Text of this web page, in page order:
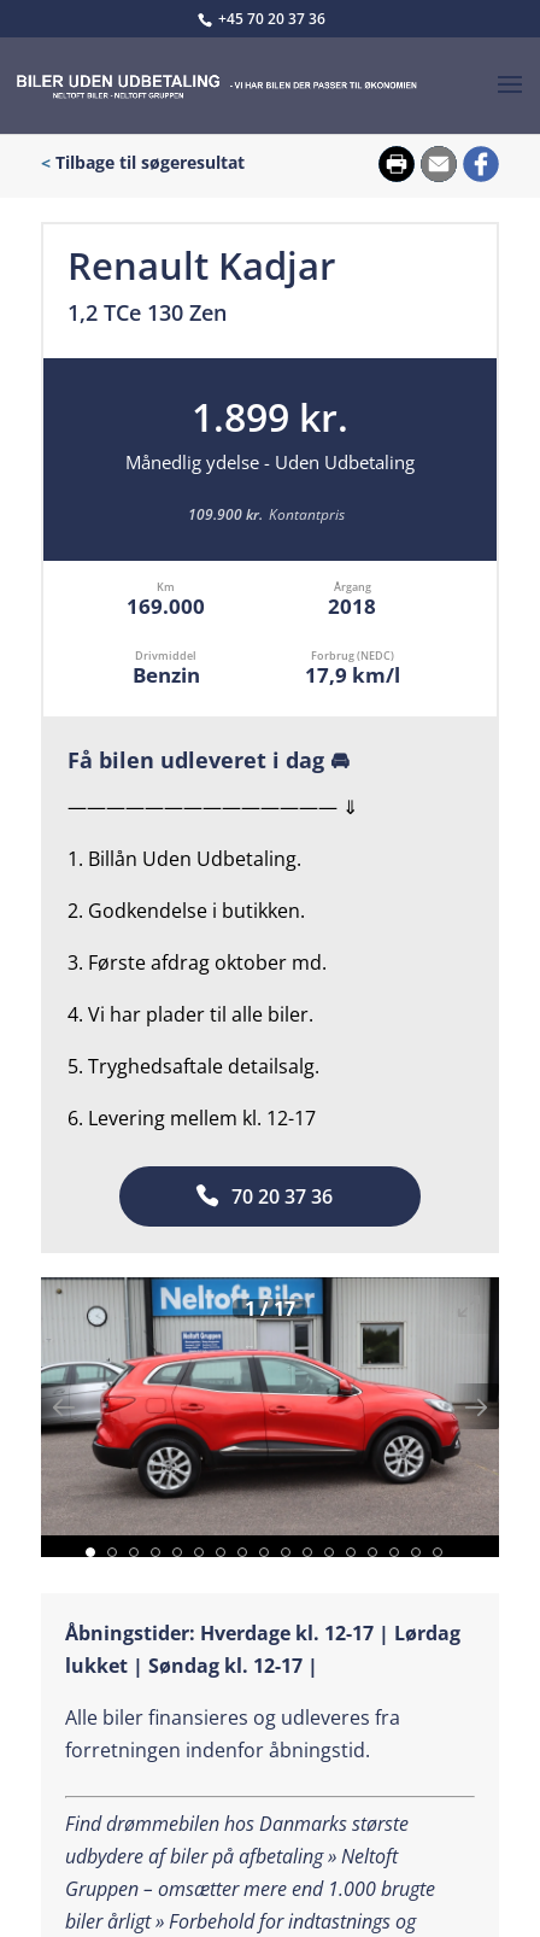
+45 70 20 37 36
< Tilbage til søgeresultat
1/17
Åbningstider: Hverdage kl. 12-17 | Lørdag
lukket | Søndag kl. 12-17 |
Alle biler finansieres og udleveres fra
forretningen indenfor åbningstid.
Find drømmebilen hos Danmarks største
udbydere af biler på afbetaling » Neltoft
Gruppen – omsætter mere end 1.000 brugte
biler årligt » Forbehold for indtastnings og
Renault Kadjar
1,2 TCe 130 Zen
1.899 kr.
Månedlig ydelse - Uden Udbetaling
109.900 kr. Kontantpris
Km
169.000
Årgang
2018
Drivmiddel
Benzin
Forbrug (NEDC)
17,9 km/l
Få bilen udleveret i dag 🚘
—————————————— ⇓
1. Billån Uden Udbetaling.
2. Godkendelse i butikken.
3. Første afdrag oktober md.
4. Vi har plader til alle biler.
5. Tryghedsaftale detailsalg.
6. Levering mellem kl. 12-17
70 20 37 36